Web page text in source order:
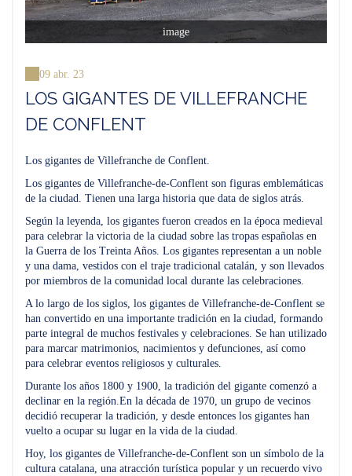
image
09 abr. 23
LOS GIGANTES DE VILLEFRANCHE
DE CONFLENT
Los gigantes de Villefranche de Conflent.
Los gigantes de Villefranche-de-Conflent son figuras emblemáticas
de la ciudad. Tienen una larga historia que data de siglos atrás.
Según la leyenda, los gigantes fueron creados en la época medieval
para celebrar la victoria de la ciudad sobre las tropas españolas en
la Guerra de los Treinta Años. Los gigantes representan a un noble
y una dama, vestidos con el traje tradicional catalán, y son llevados
por miembros de la comunidad local durante las celebraciones.
A lo largo de los siglos, los gigantes de Villefranche-de-Conflent se
han convertido en una importante tradición en la ciudad, formando
parte integral de muchos festivales y celebraciones. Se han utilizado
para marcar matrimonios, nacimientos y defunciones, así como
para celebrar eventos religiosos y culturales.
Durante los años 1800 y 1900, la tradición del gigante comenzó a
declinar en la región.En la década de 1970, un grupo de vecinos
decidió recuperar la tradición, y desde entonces los gigantes han
vuelto a ocupar su lugar en la vida de la ciudad.
Hoy, los gigantes de Villefranche-de-Conflent son un símbolo de la
cultura catalana, una atracción turística popular y un recuerdo vivo